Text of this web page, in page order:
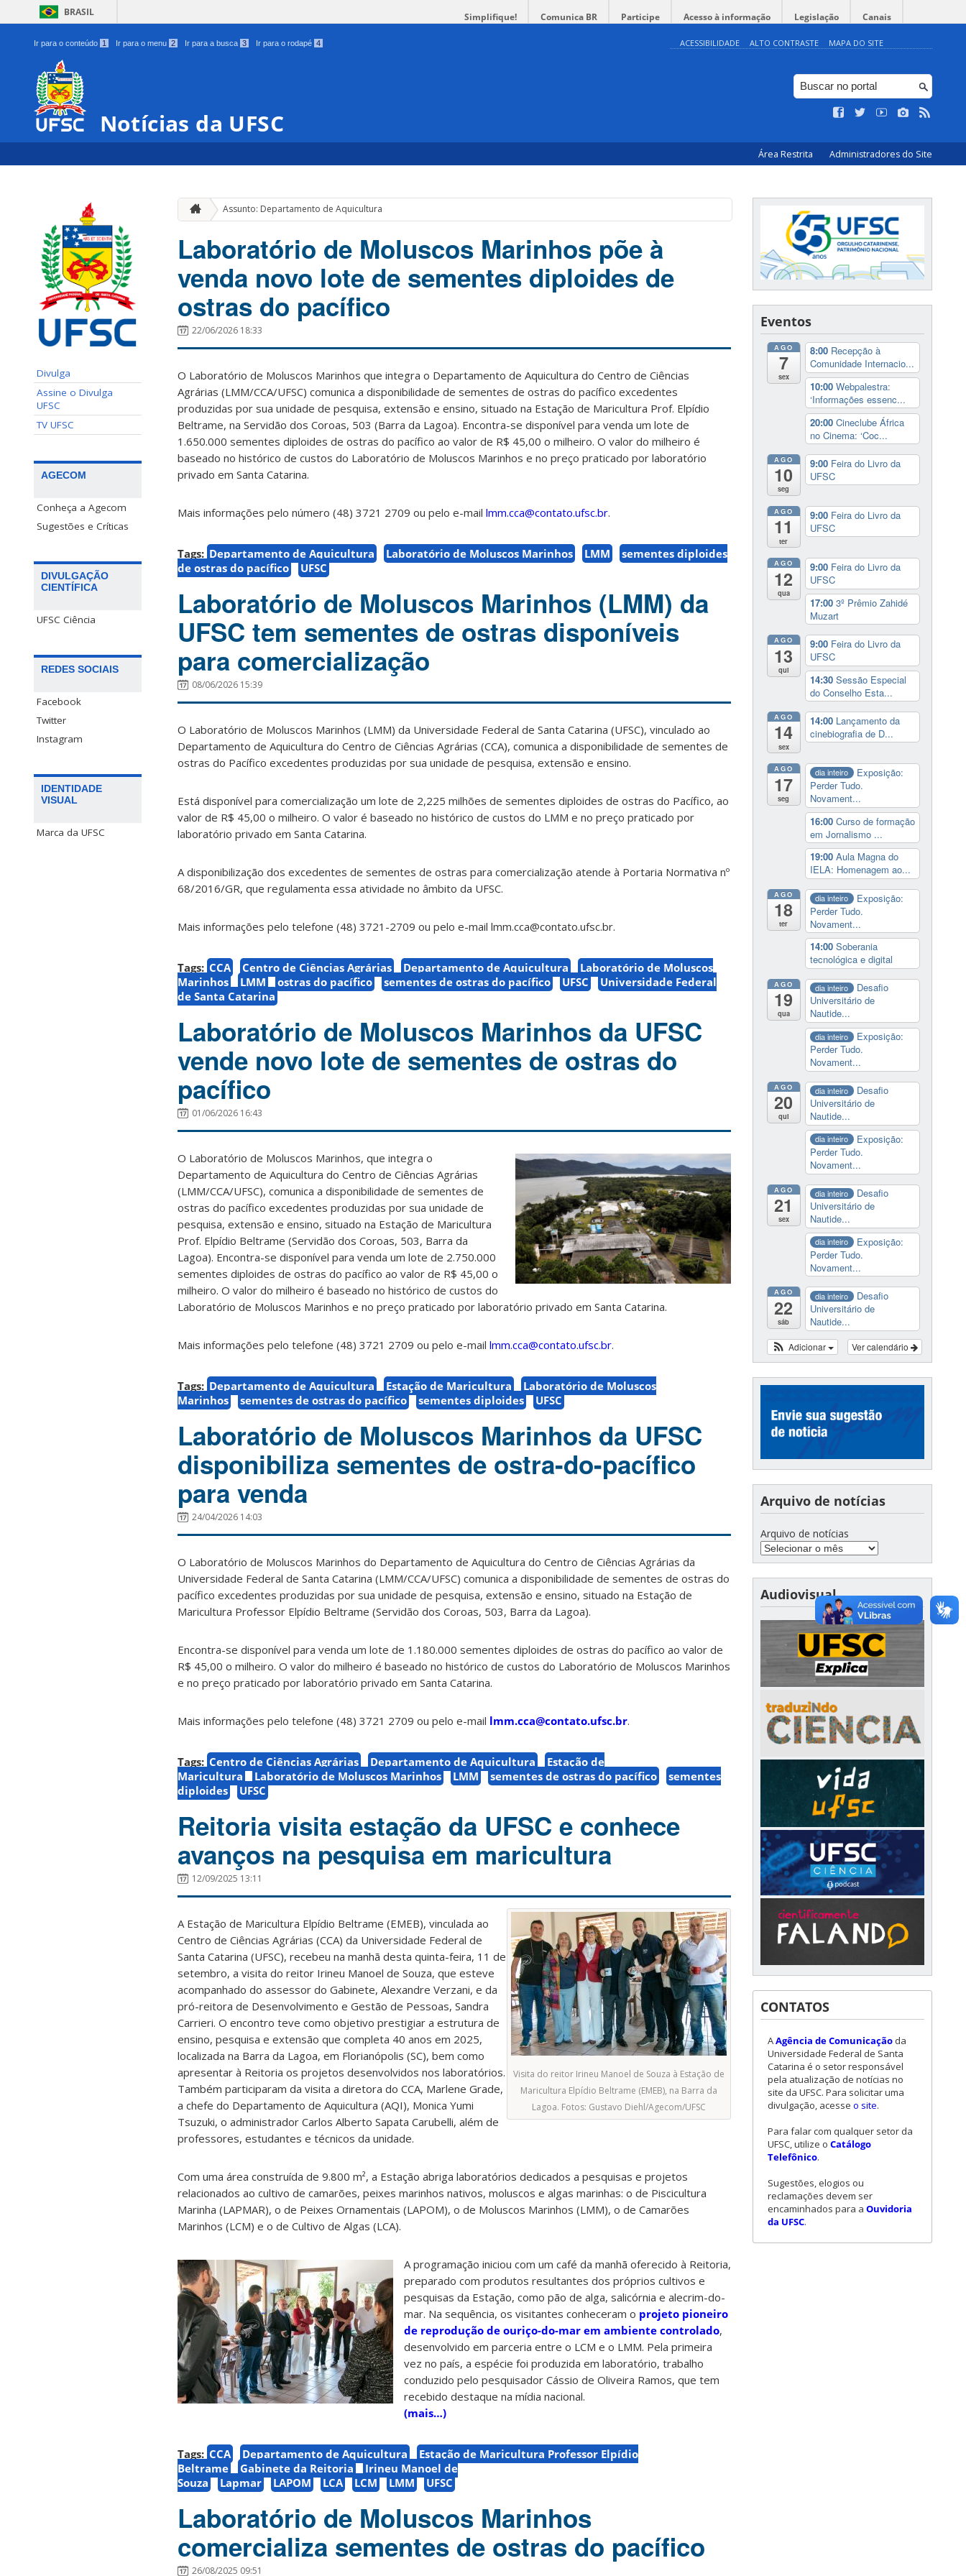
BRASIL Simplifique! Comunica BR Participe Acesso à informação Legislação Canais
Ir para o conteúdo 1 Ir para o menu 2 Ir para a busca 3 Ir para o rodapé 4 ACESSIBILIDADE ALTO CONTRASTE MAPA DO SITE
Notícias da UFSC
Área Restrita Administradores do Site
Divulga
Assine o Divulga
UFSC
TV UFSC
AGECOM
Conheça a Agecom
Sugestões e Críticas
DIVULGAÇÃO
CIENTÍFICA
UFSC Ciência
REDES SOCIAIS
Facebook
Twitter
Instagram
IDENTIDADE
VISUAL
Marca da UFSC
Assunto: Departamento de Aquicultura
Laboratório de Moluscos Marinhos põe à
venda novo lote de sementes diploides de
ostras do pacífico
22/06/2026 18:33
O Laboratório de Moluscos Marinhos que integra o Departamento de Aquicultura do Centro de Ciências
Agrárias (LMM/CCA/UFSC) comunica a disponibilidade de sementes de ostras do pacífico excedentes
produzidas por sua unidade de pesquisa, extensão e ensino, situado na Estação de Maricultura Prof. Elpídio
Beltrame, na Servidão dos Coroas, 503 (Barra da Lagoa). Encontra-se disponível para venda um lote de
1.650.000 sementes diploides de ostras do pacífico ao valor de R$ 45,00 o milheiro. O valor do milheiro é
baseado no histórico de custos do Laboratório de Moluscos Marinhos e no preço praticado por laboratório
privado em Santa Catarina.
Mais informações pelo número (48) 3721 2709 ou pelo e-mail lmm.cca@contato.ufsc.br.
Tags: Departamento de Aquicultura Laboratório de Moluscos Marinhos LMM
sementes diploides
de ostras do pacífico
UFSC
Laboratório de Moluscos Marinhos (LMM) da
UFSC tem sementes de ostras disponíveis
para comercialização
08/06/2026 15:39
O Laboratório de Moluscos Marinhos (LMM) da Universidade Federal de Santa Catarina (UFSC), vinculado ao
Departamento de Aquicultura do Centro de Ciências Agrárias (CCA), comunica a disponibilidade de sementes de
ostras do Pacífico excedentes produzidas por sua unidade de pesquisa, extensão e ensino.
Está disponível para comercialização um lote de 2,225 milhões de sementes diploides de ostras do Pacífico, ao
valor de R$ 45,00 o milheiro. O valor é baseado no histórico de custos do LMM e no preço praticado por
laboratório privado em Santa Catarina.
A disponibilização dos excedentes de sementes de ostras para comercialização atende à Portaria Normativa nº
68/2016/GR, que regulamenta essa atividade no âmbito da UFSC.
Mais informações pelo telefone (48) 3721-2709 ou pelo e-mail lmm.cca@contato.ufsc.br.
Tags: CCA Centro de Ciências Agrárias Departamento de Aquicultura
Laboratório de Moluscos
Marinhos
LMM ostras do pacífico sementes de ostras do pacífico UFSC
Universidade Federal
de Santa Catarina
Laboratório de Moluscos Marinhos da UFSC
vende novo lote de sementes de ostras do
pacífico
01/06/2026 16:43
O Laboratório de Moluscos Marinhos, que integra o
Departamento de Aquicultura do Centro de Ciências Agrárias
(LMM/CCA/UFSC), comunica a disponibilidade de sementes de
ostras do pacífico excedentes produzidas por sua unidade de
pesquisa, extensão e ensino, situado na Estação de Maricultura
Prof. Elpídio Beltrame (Servidão dos Coroas, 503, Barra da
Lagoa). Encontra-se disponível para venda um lote de 2.750.000
sementes diploides de ostras do pacífico ao valor de R$ 45,00 o
milheiro. O valor do milheiro é baseado no histórico de custos do
Laboratório de Moluscos Marinhos e no preço praticado por laboratório privado em Santa Catarina.
Mais informações pelo telefone (48) 3721 2709 ou pelo e-mail lmm.cca@contato.ufsc.br.
Tags: Departamento de Aquicultura Estação de Maricultura
Laboratório de Moluscos
Marinhos
sementes de ostras do pacífico sementes diploides UFSC
Laboratório de Moluscos Marinhos da UFSC
disponibiliza sementes de ostra-do-pacífico
para venda
24/04/2026 14:03
O Laboratório de Moluscos Marinhos do Departamento de Aquicultura do Centro de Ciências Agrárias da
Universidade Federal de Santa Catarina (LMM/CCA/UFSC) comunica a disponibilidade de sementes de ostras do
pacífico excedentes produzidas por sua unidade de pesquisa, extensão e ensino, situado na Estação de
Maricultura Professor Elpídio Beltrame (Servidão dos Coroas, 503, Barra da Lagoa).
Encontra-se disponível para venda um lote de 1.180.000 sementes diploides de ostras do pacífico ao valor de
R$ 45,00 o milheiro. O valor do milheiro é baseado no histórico de custos do Laboratório de Moluscos Marinhos
e no preço praticado por laboratório privado em Santa Catarina.
Mais informações pelo telefone (48) 3721 2709 ou pelo e-mail lmm.cca@contato.ufsc.br.
Tags: Centro de Ciências Agrárias Departamento de Aquicultura
Estação de
Maricultura
Laboratório de Moluscos Marinhos LMM sementes de ostras do pacífico
sementes
diploides
UFSC
Reitoria visita estação da UFSC e conhece
avanços na pesquisa em maricultura
12/09/2025 13:11
Visita do reitor Irineu Manoel de Souza à Estação de
Maricultura Elpídio Beltrame (EMEB), na Barra da
Lagoa. Fotos: Gustavo Diehl/Agecom/UFSC
A Estação de Maricultura Elpídio Beltrame (EMEB), vinculada ao
Centro de Ciências Agrárias (CCA) da Universidade Federal de
Santa Catarina (UFSC), recebeu na manhã desta quinta-feira, 11 de
setembro, a visita do reitor Irineu Manoel de Souza, que esteve
acompanhado do assessor do Gabinete, Alexandre Verzani, e da
pró-reitora de Desenvolvimento e Gestão de Pessoas, Sandra
Carrieri. O encontro teve como objetivo prestigiar a estrutura de
ensino, pesquisa e extensão que completa 40 anos em 2025,
localizada na Barra da Lagoa, em Florianópolis (SC), bem como
apresentar à Reitoria os projetos desenvolvidos nos laboratórios.
Também participaram da visita a diretora do CCA, Marlene Grade,
a chefe do Departamento de Aquicultura (AQI), Monica Yumi
Tsuzuki, o administrador Carlos Alberto Sapata Carubelli, além de
professores, estudantes e técnicos da unidade.
Com uma área construída de 9.800 m², a Estação abriga laboratórios dedicados a pesquisas e projetos
relacionados ao cultivo de camarões, peixes marinhos nativos, moluscos e algas marinhas: o de Piscicultura
Marinha (LAPMAR), o de Peixes Ornamentais (LAPOM), o de Moluscos Marinhos (LMM), o de Camarões
Marinhos (LCM) e o de Cultivo de Algas (LCA).
A programação iniciou com um café da manhã oferecido à Reitoria,
preparado com produtos resultantes dos próprios cultivos e
pesquisas da Estação, como pão de alga, salicórnia e alecrim-do-
mar. Na sequência, os visitantes conheceram o projeto pioneiro
de reprodução de ouriço-do-mar em ambiente controlado,
desenvolvido em parceria entre o LCM e o LMM. Pela primeira
vez no país, a espécie foi produzida em laboratório, trabalho
conduzido pelo pesquisador Cássio de Oliveira Ramos, que tem
recebido destaque na mídia nacional.
(mais…)
Tags: CCA Departamento de Aquicultura
Estação de Maricultura Professor Elpídio
Beltrame
Gabinete da Reitoria
Irineu Manoel de
Souza
Lapmar LAPOM LCA LCM LMM UFSC
Laboratório de Moluscos Marinhos
comercializa sementes de ostras do pacífico
26/08/2025 09:51
Eventos
AGO
7
sex
8:00 Recepção à
Comunidade Internacio...
10:00 Webpalestra:
‘Informações essenc...
20:00 Cineclube África
no Cinema: ‘Coc...
AGO
10
seg
9:00 Feira do Livro da
UFSC
AGO
11
ter
9:00 Feira do Livro da
UFSC
AGO
12
qua
9:00 Feira do Livro da
UFSC
17:00 3º Prêmio Zahidé
Muzart
AGO
13
qui
9:00 Feira do Livro da
UFSC
14:30 Sessão Especial
do Conselho Esta...
AGO
14
sex
14:00 Lançamento da
cinebiografia de D...
AGO
17
seg
dia inteiro
Exposição:
Perder Tudo.
Novament...
16:00 Curso de formação
em Jornalismo ...
19:00 Aula Magna do
IELA: Homenagem ao...
AGO
18
ter
dia inteiro
Exposição:
Perder Tudo.
Novament...
14:00 Soberania
tecnológica e digital
AGO
19
qua
dia inteiro
Desafio
Universitário de
Nautide...
dia inteiro
Exposição:
Perder Tudo.
Novament...
AGO
20
qui
dia inteiro
Desafio
Universitário de
Nautide...
dia inteiro
Exposição:
Perder Tudo.
Novament...
AGO
21
sex
dia inteiro
Desafio
Universitário de
Nautide...
dia inteiro
Exposição:
Perder Tudo.
Novament...
AGO
22
sáb
dia inteiro
Desafio
Universitário de
Nautide...
Ver calendário
Adicionar
Arquivo de notícias
Arquivo de notícias
Audiovisual
CONTATOS
AAgência de Comunicação da
Universidade Federal de Santa
Catarina é o setor responsável
pela atualização de notícias no
site da UFSC. Para solicitar uma
divulgação, acesse o site.
Para falar com qualquer setor da
UFSC, utilize o Catálogo
Telefônico.
Sugestões, elogios ou
reclamações devem ser
encaminhados para a Ouvidoria
da UFSC.